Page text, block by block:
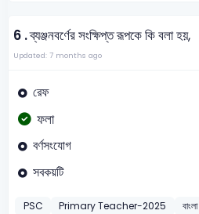
6 .ব্যঞ্জনবর্ণের সংক্ষিপ্ত রূপকে কি বলা হয়,
Updated: 7 months ago
রেফ
ফলা
বর্ণসংযোগ
সবকয়টি
PSC Primary Teacher-2025 বাংলা